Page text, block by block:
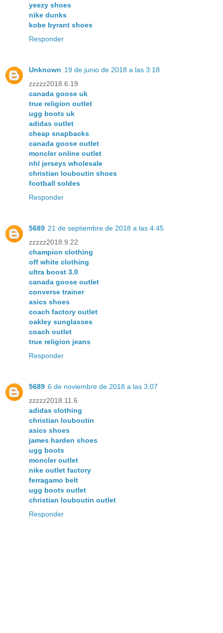
yeezy shoes
nike dunks
kobe byrant shoes
Responder
Unknown 19 de junio de 2018 a las 3:18
zzzzz2018.6.19
canada goose uk
true religion outlet
ugg boots uk
adidas outlet
cheap snapbacks
canada goose outlet
moncler online outlet
nhl jerseys wholesale
christian louboutin shoes
football soldes
Responder
5689 21 de septiembre de 2018 a las 4:45
zzzzz2018.9.22
champion clothing
off white clothing
ultra boost 3.0
canada goose outlet
converse trainer
asics shoes
coach factory outlet
oakley sunglasses
coach outlet
true religion jeans
Responder
5689 6 de noviembre de 2018 a las 3:07
zzzzz2018.11.6
adidas clothing
christian louboutin
asics shoes
james harden shoes
ugg boots
moncler outlet
nike outlet factory
ferragamo belt
ugg boots outlet
christian louboutin outlet
Responder